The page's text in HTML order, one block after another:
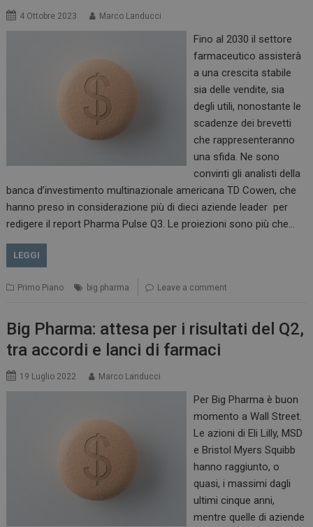
4 Ottobre 2023 Marco Landucci
Fino al 2030 il settore
farmaceutico assisterà
a una crescita stabile
sia delle vendite, sia
degli utili, nonostante le
scadenze dei brevetti
che rappresenteranno
una sfida. Ne sono
convinti gli analisti della
banca d’investimento multinazionale americana TD Cowen, che
hanno preso in considerazione più di dieci aziende leader per
redigere il report Pharma Pulse Q3. Le proiezioni sono più che…
LEGGI
Primo Piano big pharma Leave a comment
Big Pharma: attesa per i risultati del Q2,
tra accordi e lanci di farmaci
19 Luglio 2022 Marco Landucci
Per Big Pharma è buon
momento a Wall Street.
Le azioni di Eli Lilly, MSD
e Bristol Myers Squibb
hanno raggiunto, o
quasi, i massimi dagli
ultimi cinque anni,
mentre quelle di aziende